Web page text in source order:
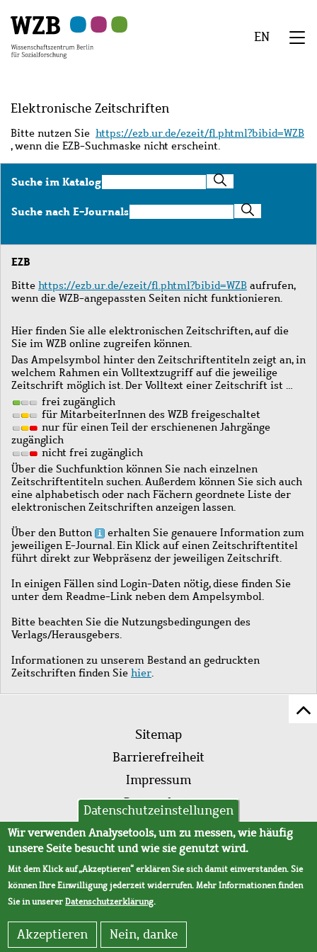
Hauptinhalt
springen
Navigation
springen
Suche
springen
Sekundärnavigation
springen
Fußzeile
springen
EN
Elektronische Zeitschriften
Bitte nutzen Sie https://ezb.ur.de/ezeit/fl.phtml?bibid=WZB
, wenn die EZB-Suchmaske nicht erscheint.
Suche im KatalogSuche
im
Katalog
Suche nach E-JournalsSuche
nach
Journals
EZB
Bitte https://ezb.ur.de/ezeit/fl.phtml?bibid=WZB aufrufen,
wenn die WZB-angepassten Seiten nicht funktionieren.
Hier finden Sie alle elektronischen Zeitschriften, auf die
Sie im WZB online zugreifen können.
Das Ampelsymbol hinter den Zeitschriftentiteln zeigt an, in
welchem Rahmen ein Volltextzugriff auf die jeweilige
Zeitschrift möglich ist. Der Volltext einer Zeitschrift ist …
frei zugänglich
für MitarbeiterInnen des WZB freigeschaltet
nur für einen Teil der erschienenen Jahrgänge
zugänglich
nicht frei zugänglich
Über die Suchfunktion können Sie nach einzelnen
Zeitschriftentiteln suchen. Außerdem können Sie sich auch
eine alphabetisch oder nach Fächern geordnete Liste der
elektronischen Zeitschriften anzeigen lassen.
Über den Button
erhalten Sie genauere Information zum
jeweiligen E-Journal. Ein Klick auf einen Zeitschriftentitel
führt direkt zur Webpräsenz der jeweiligen Zeitschrift.
In einigen Fällen sind Login-Daten nötig, diese finden Sie
unter dem Readme-Link neben dem Ampelsymbol.
Bitte beachten Sie die Nutzungsbedingungen des
Verlags/Herausgebers.
Informationen zu unserem Bestand an gedruckten
Zeitschriften finden Sie hier.
Fußleistenmenü
Sitemap
Barrierefreiheit
Impressum
Datenschutz
AVB
Datenschutzeinstellungen
Wir verwenden Analysetools, um zu messen, wie häufig
unsere Seite besucht und wie sie genutzt wird.
Mit dem Klick auf „Akzeptieren“ erklären Sie sich damit einverstanden. Sie
können Ihre Einwilligung jederzeit widerrufen. Mehr Informationen finden
Sie in unsererDatenschutzerklärung.
Akzeptieren Nein, danke